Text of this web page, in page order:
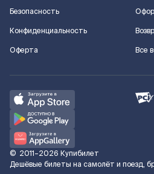
Безопасность
Конфиденциальность
Оферта
Все
© 2011–2026 Купибилет
Дешёвые билеты на самолёт и поезд,